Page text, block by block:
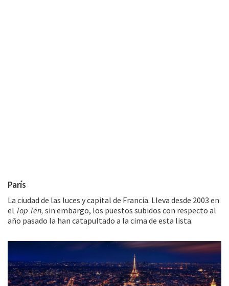
París
La ciudad de las luces y capital de Francia. Lleva desde 2003 en
el Top Ten, sin embargo, los puestos subidos con respecto al
año pasado la han catapultado a la cima de esta lista.